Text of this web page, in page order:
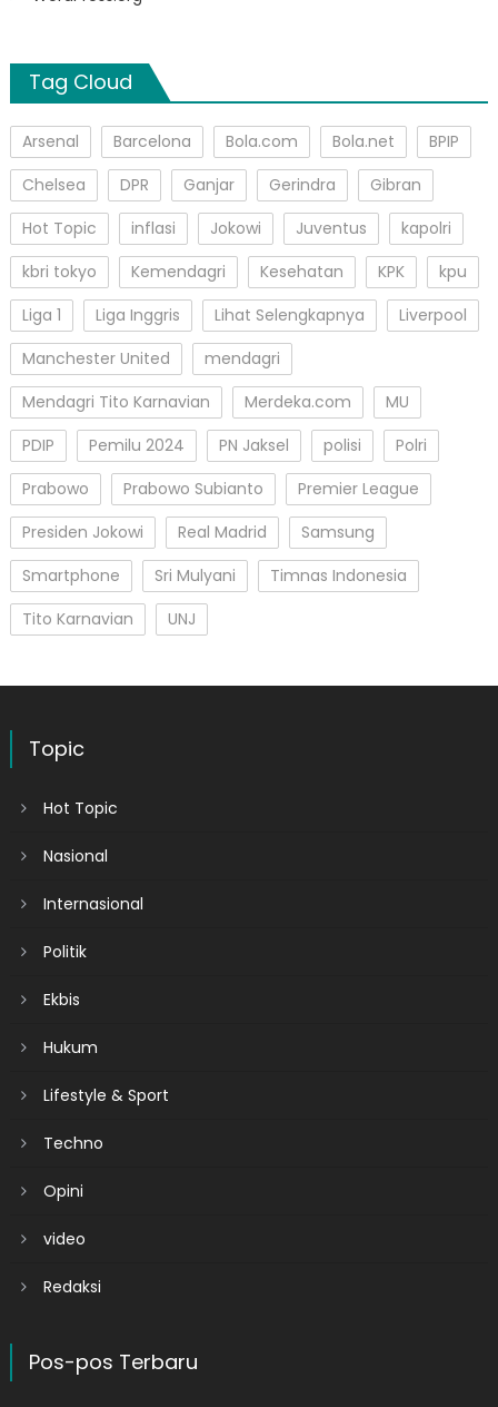
Tag Cloud
Arsenal Barcelona Bola.com Bola.net
BPIP
Chelsea
DPR Ganjar Gerindra
Gibran
Hot Topic
inflasi Jokowi Juventus
kapolri
kbri tokyo
Kemendagri Kesehatan KPK
kpu
Liga 1
Liga Inggris Lihat Selengkapnya
Liverpool
Manchester United
mendagri
Mendagri Tito Karnavian
Merdeka.com
MU
PDIP
Pemilu 2024 PN Jaksel polisi
Polri
Prabowo
Prabowo Subianto
Premier League
Presiden Jokowi
Real Madrid
Samsung
Smartphone
Sri Mulyani
Timnas Indonesia
Tito Karnavian
UNJ
Topic
Hot Topic
Nasional
Internasional
Politik
Ekbis
Hukum
Lifestyle & Sport
Techno
Opini
video
Redaksi
Pos-pos Terbaru